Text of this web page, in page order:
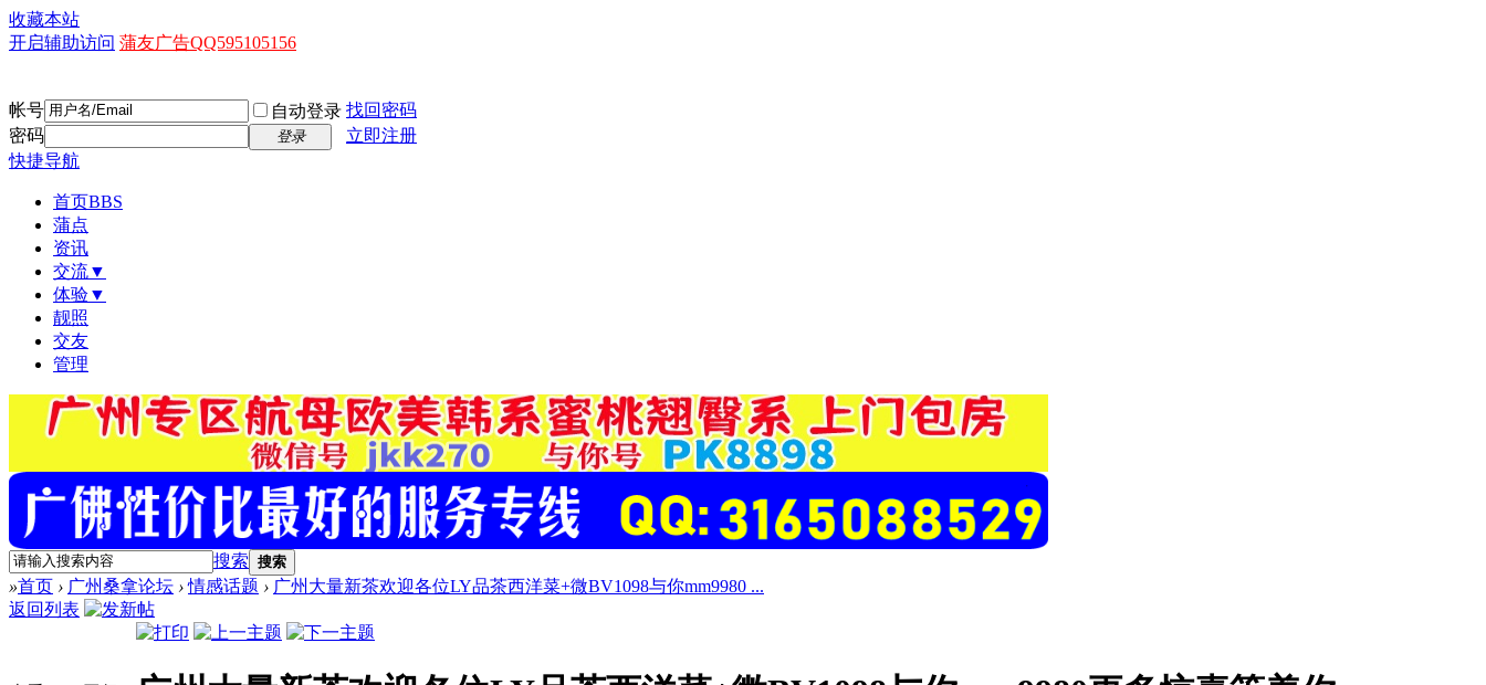
收藏本站
开启辅助访问 蒲友广告QQ595105156
帐号 自动登录 找回密码
密码
登录
立即注册
快捷导航
首页BBS
蒲点
资讯
交流▼
体验▼
靓照
交友
管理
搜索 搜索
»首页 › 广州桑拿论坛 › 情感话题 › 广州大量新茶欢迎各位LY品茶西洋菜+微BV1098与你mm9980 ...
返回列表